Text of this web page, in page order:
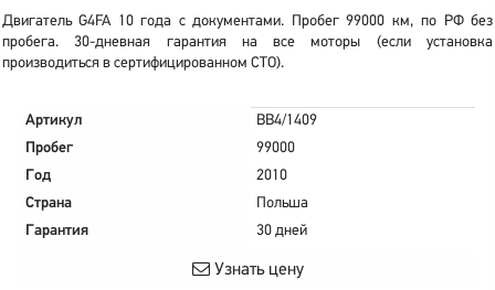
Двигатель G4FA 10 года с документами. Пробег 99000 км, по РФ без
пробега. 30-дневная гарантия на все моторы (если установка
производиться в сертифицированном СТО).
Артикул
BB4/1409
Пробег
99000
Год
2010
Страна
Польша
Гарантия
30 дней
Узнать цену